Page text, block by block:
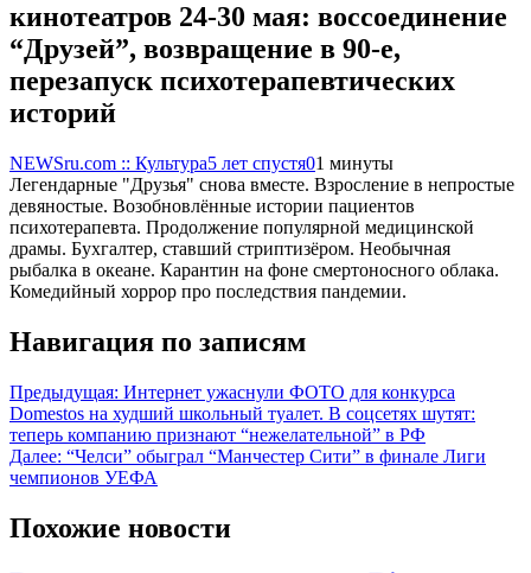
кинотеатров 24-30 мая: воссоединение
“Друзей”, возвращение в 90-е,
перезапуск психотерапевтических
историй
NEWSru.com :: Культура5 лет спустя01 минуты
Легендарные "Друзья" снова вместе. Взросление в непростые
девяностые. Возобновлённые истории пациентов
психотерапевта. Продолжение популярной медицинской
драмы. Бухгалтер, ставший стриптизёром. Необычная
рыбалка в океане. Карантин на фоне смертоносного облака.
Комедийный хоррор про последствия пандемии.
Навигация по записям
Предыдущая: Интернет ужаснули ФОТО для конкурса
Domestos на худший школьный туалет. В соцсетях шутят:
теперь компанию признают “нежелательной” в РФ
Далее: “Челси” обыграл “Манчестер Сити” в финале Лиги
чемпионов УЕФА
Похожие новости